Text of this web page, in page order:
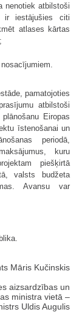
nenotiek atbilstoši
ir iestājušies citi
atlases kārtas
pamatojoties
atbilstoši
Eiropas
īstenošanai un
periodā,
kuru
piešķirtā
valsts budžeta
Avansu var
Māris Kučinskis
aizsardzības un
ministra vietā –
Uldis Augulis